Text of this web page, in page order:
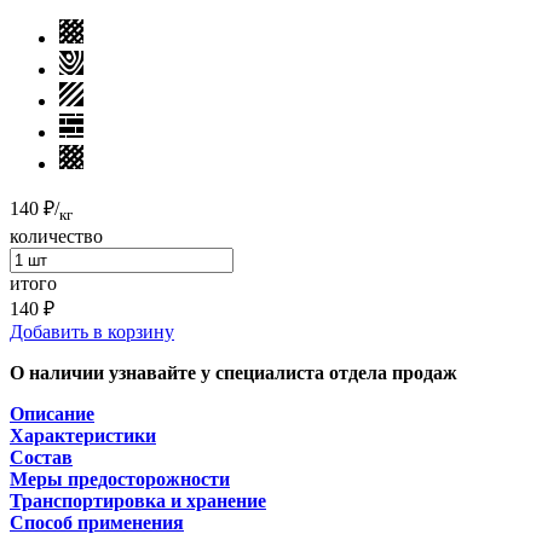
140 ₽/кг
количество
итого
140 ₽
Добавить в корзину
О наличии узнавайте у специалиста отдела продаж
Описание
Характеристики
Состав
Меры предосторожности
Транспортировка и хранение
Способ применения